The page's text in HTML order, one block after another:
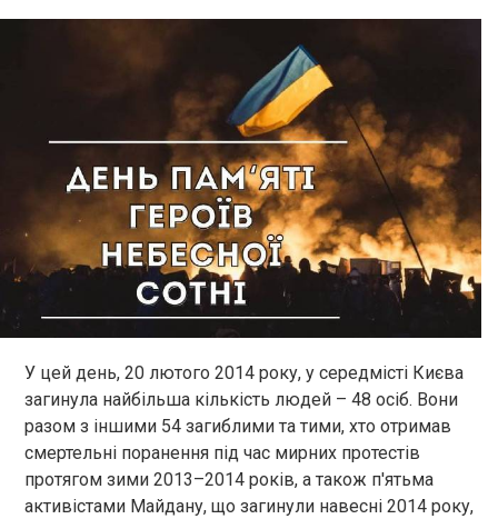
У цей день, 20 лютого 2014 року, у середмісті Києва
загинула найбільша кількість людей – 48 осіб. Вони
разом з іншими 54 загиблими та тими, хто отримав
смертельні поранення під час мирних протестів
протягом зими 2013–2014 років, а також п'ятьма
активістами Майдану, що загинули навесні 2014 року,